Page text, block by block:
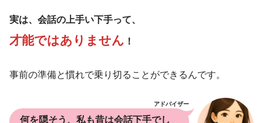
実は、会話の上手い下手って、
才能ではありません ！
事前の準備と慣れで乗り切ることができるんです。
アドバイザー
何を隠そう、私も昔は会話下手でし